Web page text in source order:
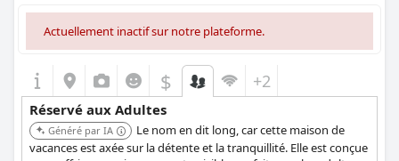
Actuellement inactif sur notre plateforme.
$ +2
Réservé aux Adultes
Généré par IA
Le nom en dit long, car cette maison de
vacances est axée sur la détente et la tranquillité. Elle est conçue